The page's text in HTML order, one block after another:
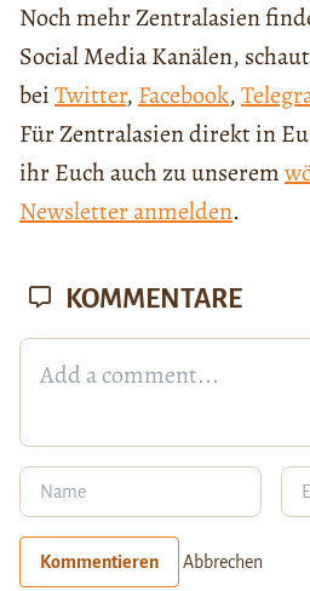
Noch mehr Zentralasien
Social Media Kanälen,
beiTwitter, Facebook,
Für Zentralasien direkt in
ihr Euch auch zu unserem
Newsletter anmelden.
KOMMENTARE
Kommentieren Abbrechen